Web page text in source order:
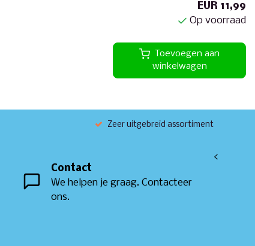
EUR 11,99
Op voorraad
Toevoegen aan
winkelwagen
Zeer uitgebreid assortiment
Contact
We helpen je graag. Contacteer
ons.
<